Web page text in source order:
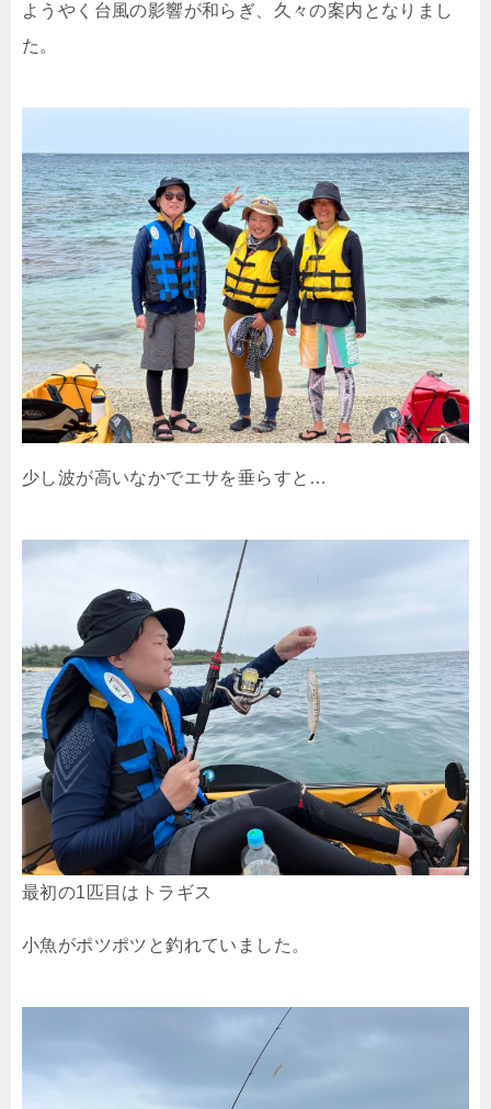
ようやく台風の影響が和らぎ、久々の案内となりまし
た。
少し波が高いなかでエサを垂らすと…
最初の1匹目はトラギス
小魚がポツポツと釣れていました。